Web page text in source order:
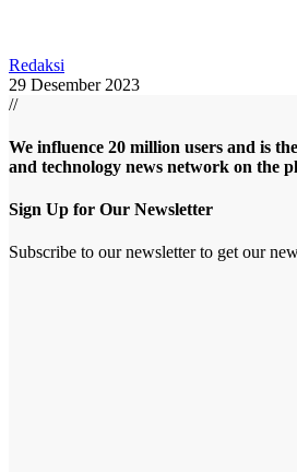
Redaksi
29 Desember 2023
//
We influence 20 million users and is
and technology news network on the
Sign Up for Our Newsletter
Subscribe to our newsletter to get our